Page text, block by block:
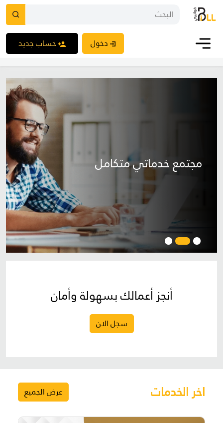
دخول حساب جديد
مجتمع خدماتي متكامل
أنجز أعمالك بسهولة وأمان
سجل الان
اخر الخدمات عرض الجميع